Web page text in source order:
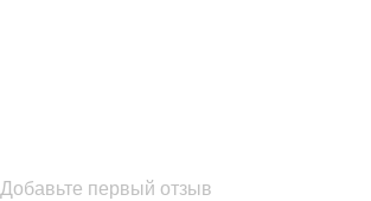
Добавьте первый отзыв